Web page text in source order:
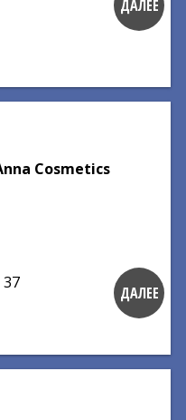
ДАЛЕЕ
Cosmetics
ДАЛЕЕ